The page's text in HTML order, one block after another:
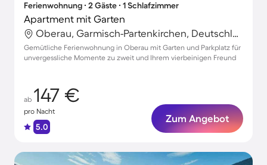
Ferienwohnung ∙ 2 Gäste ∙ 1 Schlafzimmer
Apartment mit Garten
Oberau, Garmisch-Partenkirchen, Deutschland
Gemütliche Ferienwohnung in Oberau mit Garten und Parkplatz für
unvergessliche Momente zu zweit und Ihrem vierbeinigen Freund
ab 147 €
pro Nacht
5.0
Zum Angebot